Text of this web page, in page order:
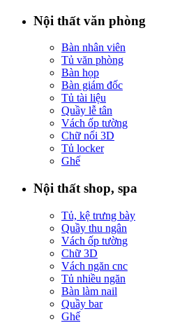
Nội thất văn phòng
Bàn nhân viên
Tủ văn phòng
Bàn họp
Bàn giám đốc
Tủ tài liệu
Quầy lễ tân
Vách ốp tường
Chữ nổi 3D
Tủ locker
Ghế
Nội thất shop, spa
Tủ, kệ trưng bày
Quầy thu ngân
Vách ốp tường
Chữ 3D
Vách ngăn cnc
Tủ nhiều ngăn
Bàn làm nail
Quầy bar
Ghế